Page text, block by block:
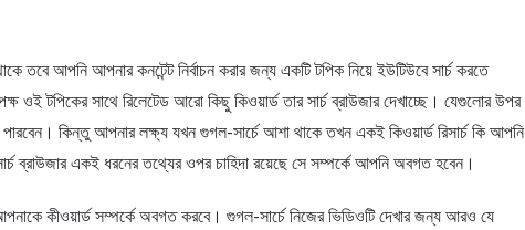
তবে আপনি আপনার কনটেন্ট নির্বাচন করার জন্য একটি টপিক নিয়ে ইউটিউবে সার্চ করতে
ওই টপিকের সাথে রিলেটেড আরো কিছু কিওয়ার্ড তার সার্চ ব্রাউজার দেখাচ্ছে। যেগুলোর উপর
কিন্তু আপনার লক্ষ্য যখন গুগল-সার্চে আশা থাকে তখন একই কিওয়ার্ড রিসার্চ কি আপনি
ব্রাউজার একই ধরনের তথ্যের ওপর চাহিদা রয়েছে সে সম্পর্কে আপনি অবগত হবেন।
কীওয়ার্ড সম্পর্কে অবগত করবে। গুগল-সার্চে নিজের ভিডিওটি দেখার জন্য আরও যে